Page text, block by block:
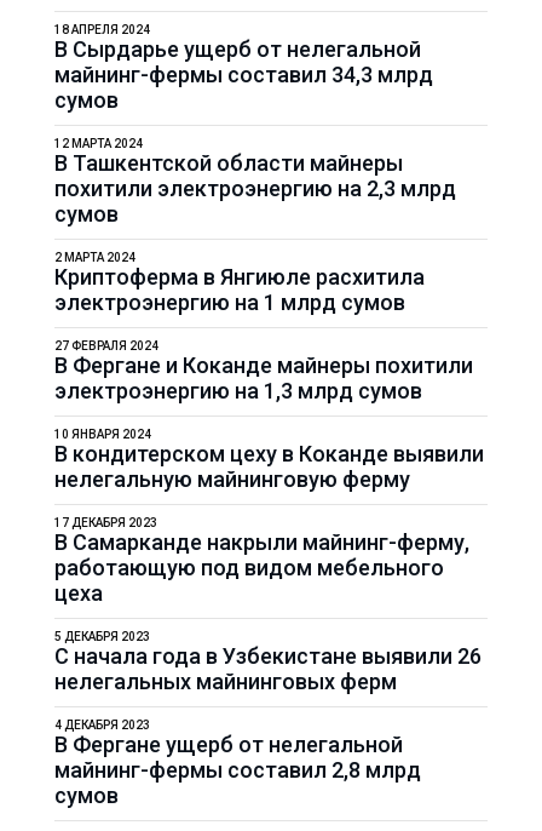
В Сырдарье ущерб от нелегальной
майнинг-фермы составил 34,3 млрд
сумов
18 АПРЕЛЯ 2024
В Ташкентской области майнеры
похитили электроэнергию на 2,3 млрд
сумов
12 МАРТА 2024
Криптоферма в Янгиюле расхитила
электроэнергию на 1 млрд сумов
2 МАРТА 2024
В Фергане и Коканде майнеры похитили
электроэнергию на 1,3 млрд сумов
27 ФЕВРАЛЯ 2024
В кондитерском цеху в Коканде выявили
нелегальную майнинговую ферму
10 ЯНВАРЯ 2024
В Самарканде накрыли майнинг-ферму,
работающую под видом мебельного
цеха
17 ДЕКАБРЯ 2023
С начала года в Узбекистане выявили 26
нелегальных майнинговых ферм
5 ДЕКАБРЯ 2023
В Фергане ущерб от нелегальной
майнинг-фермы составил 2,8 млрд
сумов
4 ДЕКАБРЯ 2023